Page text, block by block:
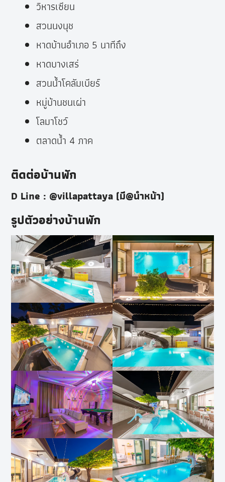
วิหารเซียน
สวนนงนุช
หาดบ้านอำเภอ 5 นาทีถึง
หาดบางเสร่
สวนน้ำโคลัมเบียร์
หมู่บ้านชนเผ่า
โลมาโชว์
ตลาดน้ำ 4 ภาค
ติดต่อบ้านพัก
D Line : @villapattaya (มี@นำหน้า)
รูปตัวอย่างบ้านพัก